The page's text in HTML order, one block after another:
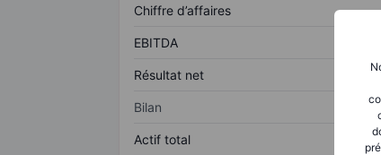
Chiffre d’affaires
EBITDA
Résultat net
Bilan
Actif total